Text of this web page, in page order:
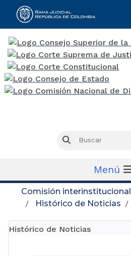
Buscar
Menú
Comisión interinstitucional
Histórico de Noticias
Histórico de Noticias